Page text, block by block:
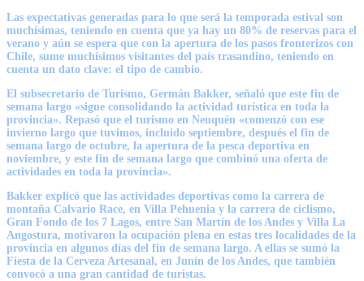
Las expectativas generadas para lo que será la temporada estival son
muchísimas, teniendo en cuenta que ya hay un 80% de reservas para el
verano y aún se espera que con la apertura de los pasos fronterizos con
Chile, sume muchísimos visitantes del país trasandino, teniendo en
cuenta un dato clave: el tipo de cambio.
El subsecretario de Turismo, Germán Bakker, señaló que este fin de
semana largo «sigue consolidando la actividad turística en toda la
provincia». Repasó que el turismo en Neuquén «comenzó con ese
invierno largo que tuvimos, incluido septiembre, después el fin de
semana largo de octubre, la apertura de la pesca deportiva en
noviembre, y este fin de semana largo que combinó una oferta de
actividades en toda la provincia».
Bakker explicó que las actividades deportivas como la carrera de
montaña Calvario Race, en Villa Pehuenia y la carrera de ciclismo,
Gran Fondo de los 7 Lagos, entre San Martín de los Andes y Villa La
Angostura, motivaron la ocupación plena en estas tres localidades de la
provincia en algunos días del fin de semana largo. A ellas se sumó la
Fiesta de la Cerveza Artesanal, en Junín de los Andes, que también
convocó a una gran cantidad de turistas.